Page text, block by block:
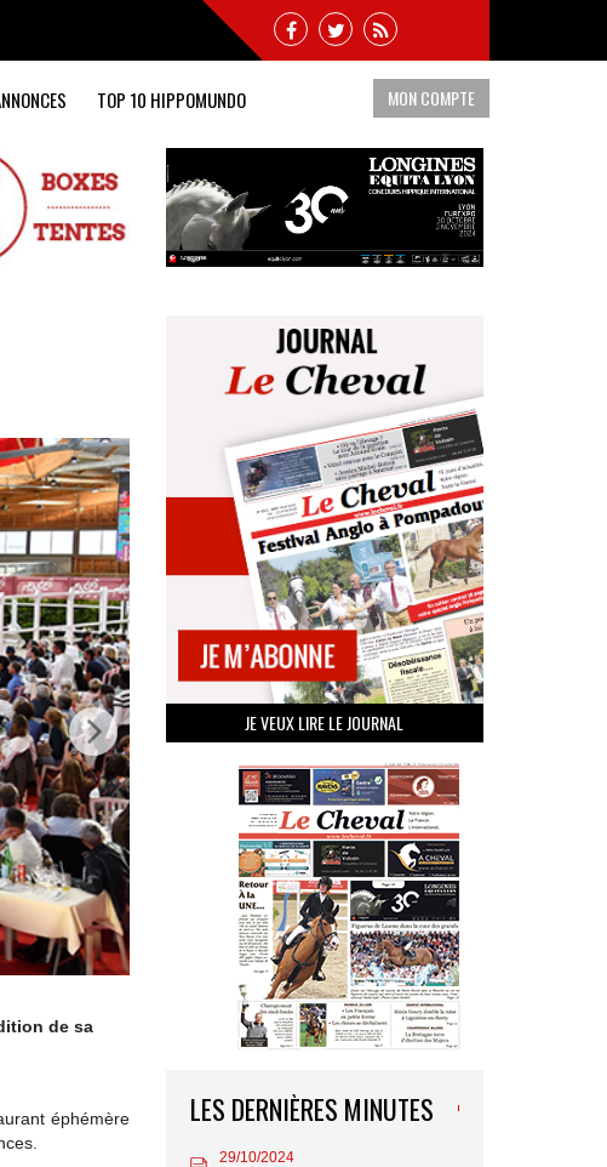
TOP 10 HIPPOMUNDO MON COMPTE
de sa
éphémère
JE VEUX LIRE LE JOURNAL
LES DERNIÈRES MINUTES
29/10/2024